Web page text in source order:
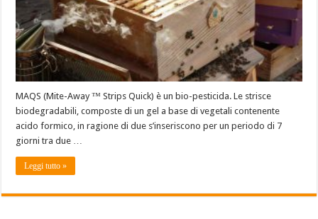
MAQS (Mite-Away ™ Strips Quick) è un bio-pesticida. Le strisce
biodegradabili, composte di un gel a base di vegetali contenente
acido formico, in ragione di due s’inseriscono per un periodo di 7
giorni tra due …
Leggi tutto »